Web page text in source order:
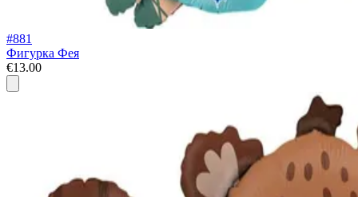
#881
Фигурка Фея
€13.00